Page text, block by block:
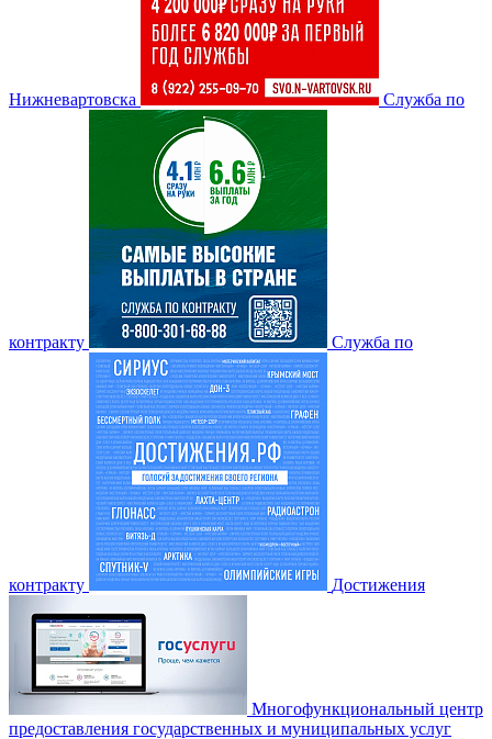
Нижневартовска Служба по
контракту Служба по
контракту Достижения
Многофункциональный центр
предоставления государственных и муниципальных услуг